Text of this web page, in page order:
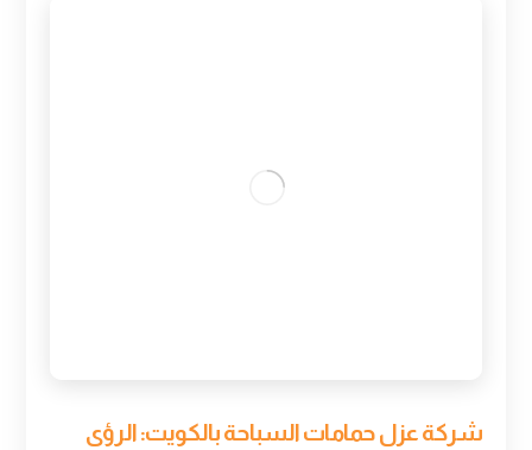
شركة عزل حمامات السباحة بالكويت: الرؤى